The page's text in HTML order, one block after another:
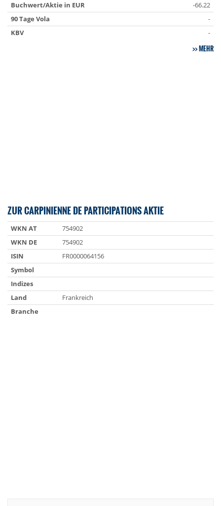
Buchwert/Aktie in EUR
-66.22
90 Tage Vola
-
KBV
-
MEHR
ZUR CARPINIENNE DE PARTICIPATIONS AKTIE
WKN AT
754902
WKN DE
754902
ISIN
FR0000064156
Symbol
Indizes
Land
Frankreich
Branche